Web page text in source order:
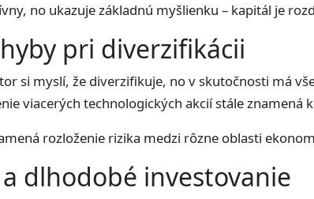
no ukazuje základnú myšlienku – kapitál je
pri diverzifikácii
si myslí, že diverzifikuje, no v skutočnosti má
viacerých technologických akcií stále znamená
rozloženie rizika medzi rôzne oblasti
dlhodobé investovanie